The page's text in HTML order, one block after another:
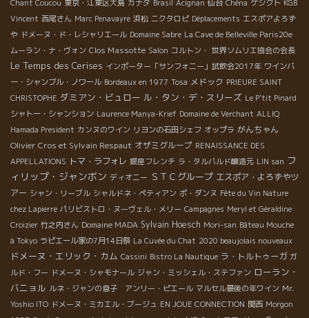
Chant Coucou 東京・江東区大島 カナダ Brasil Acignan 仙台 Chéna ゲシクト KGB
Vincent 西尾さん Marc Penavayre 浜松 ニクタロピ Déplacements エスポアよろず
や ドメーヌ・ド・レシャリエール Domaine Sabre La Cave de Belleville Paris20e
ムーラン・ナ・ヴォン Clos Massotte Salon コルトン・ 世界ソムリエ協会の会長
Le Temps des Cerises インポーター「サンフォニー」試飲会2017年 ワインバ
ー・シャンブル・ノワール Bordeaux en 1977 Tosa メドック PRIEURE SAINT
CHRISTOPHE ダミアン・ビュロー ル・タン・デ・スリーズ Le P'tit Pinard
シャトー・シャンション Laurence Manya-Krief Domaine de Verchant ALLIQ
Hamada President カンヌのワイン リヨンの石田シェフ オップラ がんちゃん
Olivier Cros et Sylvain Respaut オザミグループ RENAISSANCE DES
APPELLATIONS トマ・ラフォレ 銀座フレンチ ラ・タルバルド醸造元 LIN san フ
ィリップ・ジャンボン ディオニー ＳＴＣグループ エスポア・よろずやツ
アー シャン・リーブル シャルドネ・ペティアン ポ・ダンヌ Fête du Vin Nature
chez Lapierre パリビストロ・ヌーヴェル・メリー Campagnes Meryl et Géraldine
Croizier 竹之内さん Domaine MADA Sylvain Hoesch Mori-san Bâteau Mouche
à Tokyo ラピエール家の7月14日祭 La Cuvée du Chat 2020 beaujolais nouveaux
ドメーヌ・エリック・カム Cassini Bistro La Nautique ラ・トルトゥーガ ガ
ルド・フー ドメーヌ・シャモナール ジャン・ミッシェル・ステファン ローラン・
バニョル ルネ・ジャンの息子 アンリー・ピエール マルセル最後の年ワイン Mr.
Yoshio ITO ドメーヌ・ミカエル・ブージュ EN JOUE CONNECTION 関西 Morgon